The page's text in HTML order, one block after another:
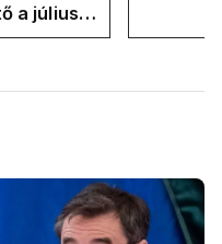
a júliusi
csak